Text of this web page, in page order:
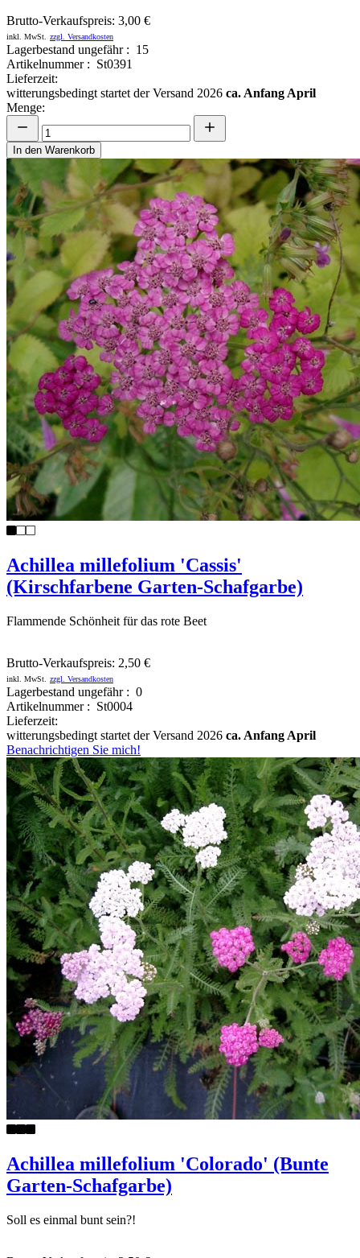
Brutto-Verkaufspreis: 3,00 €
inkl. MwSt. zzgl. Versandkosten
Lagerbestand ungefähr : 15
Artikelnummer : St0391
Lieferzeit:
witterungsbedingt startet der Versand 2026 ca. Anfang April
Menge:
In den Warenkorb
Achillea millefolium 'Cassis'
(Kirschfarbene Garten-Schafgarbe)
Flammende Schönheit für das rote Beet
Brutto-Verkaufspreis: 2,50 €
inkl. MwSt. zzgl. Versandkosten
Lagerbestand ungefähr : 0
Artikelnummer : St0004
Lieferzeit:
witterungsbedingt startet der Versand 2026 ca. Anfang April
Benachrichtigen Sie mich!
Achillea millefolium 'Colorado' (Bunte
Garten-Schafgarbe)
Soll es einmal bunt sein?!